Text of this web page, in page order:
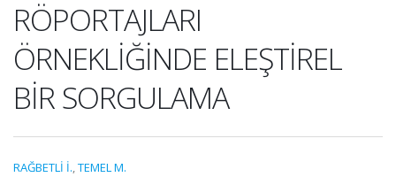
RÖPORTAJLARI
ÖRNEKLİĞİNDE ELEŞTİREL
BİR SORGULAMA
RAĞBETLİ İ.,TEMEL M.